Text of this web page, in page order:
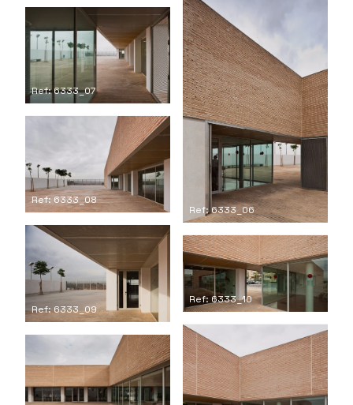
Ref: 6333_06
Ref: 6333_07
Ref: 6333_08
Ref: 6333_09
Ref: 6333_10